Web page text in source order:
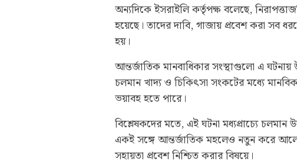
অন্যদিকে ইসরাইলি কর্তৃপক্ষ বলেছে,
হয়েছে। তাদের দাবি, গাজায় প্রবেশ করা সব
হয়।
আন্তর্জাতিক মানবাধিকার সংস্থাগুলো এ ঘটনায়
চলমান খাদ্য ও চিকিৎসা সংকটের মধ্যে
ভয়াবহ হতে পারে।
বিশ্লেষকদের মতে, এই ঘটনা মধ্যপ্রাচ্যে
একই সঙ্গে আন্তর্জাতিক মহলেও নতুন করে
সহায়তা প্রবেশ নিশ্চিত করার বিষয়ে।